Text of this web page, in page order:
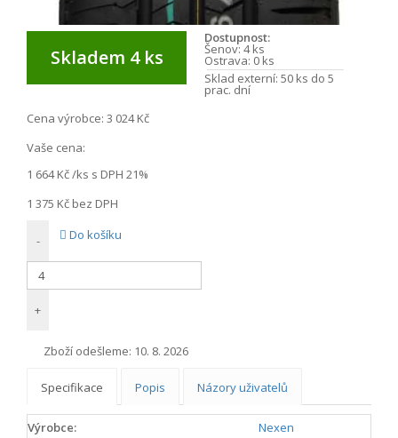
Skladem 4 ks
Dostupnost:
Šenov: 4 ks
Ostrava: 0 ks
Sklad externí: 50 ks do 5
prac. dní
Cena výrobce: 3 024 Kč
Vaše cena:
1 664 Kč/ks s DPH 21%
1 375 Kč bez DPH
-
+
Do košíku
Zboží odešleme: 10. 8. 2026
Specifikace Popis Názory uživatelů
Výrobce:
Nexen